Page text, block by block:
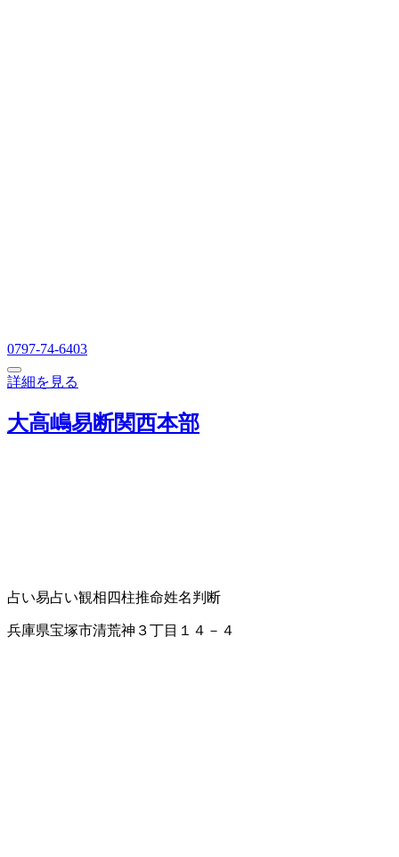
0797-74-6403
詳細を見る
大高嶋易断関西本部
占い易占い観相 四柱推命姓名判断
兵庫県宝塚市清荒神３丁目１４－４